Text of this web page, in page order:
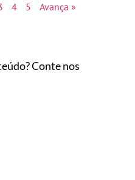
4 5 Avança »
Conte nos